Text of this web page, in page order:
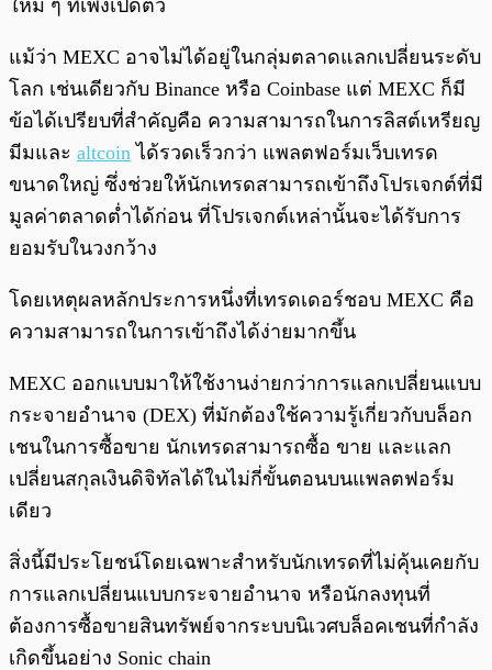
ใหม่ ๆ ที่เพิ่งเปิดตัว
แม้ว่า MEXC อาจไม่ได้อยู่ในกลุ่มตลาดแลกเปลี่ยนระดับ
โลก เช่นเดียวกับ Binance หรือ Coinbase แต่ MEXC ก็มี
ข้อได้เปรียบที่สำคัญคือ ความสามารถในการลิสต์เหรียญ
มีมและ altcoin ได้รวดเร็วกว่า แพลตฟอร์มเว็บเทรด
ขนาดใหญ่ ซึ่งช่วยให้นักเทรดสามารถเข้าถึงโปรเจกต์ที่มี
มูลค่าตลาดต่ำได้ก่อน ที่โปรเจกต์เหล่านั้นจะได้รับการ
ยอมรับในวงกว้าง
โดยเหตุผลหลักประการหนึ่งที่เทรดเดอร์ชอบ MEXC คือ
ความสามารถในการเข้าถึงได้ง่ายมากขึ้น
MEXC ออกแบบมาให้ใช้งานง่ายกว่าการแลกเปลี่ยนแบบ
กระจายอำนาจ (DEX) ที่มักต้องใช้ความรู้เกี่ยวกับบล็อก
เชนในการซื้อขาย นักเทรดสามารถซื้อ ขาย และแลก
เปลี่ยนสกุลเงินดิจิทัลได้ในไม่กี่ขั้นตอนบนแพลตฟอร์ม
เดียว
สิ่งนี้มีประโยชน์โดยเฉพาะสำหรับนักเทรดที่ไม่คุ้นเคยกับ
การแลกเปลี่ยนแบบกระจายอำนาจ หรือนักลงทุนที่
ต้องการซื้อขายสินทรัพย์จากระบบนิเวศบล็อคเชนที่กำลัง
เกิดขึ้นอย่าง Sonic chain